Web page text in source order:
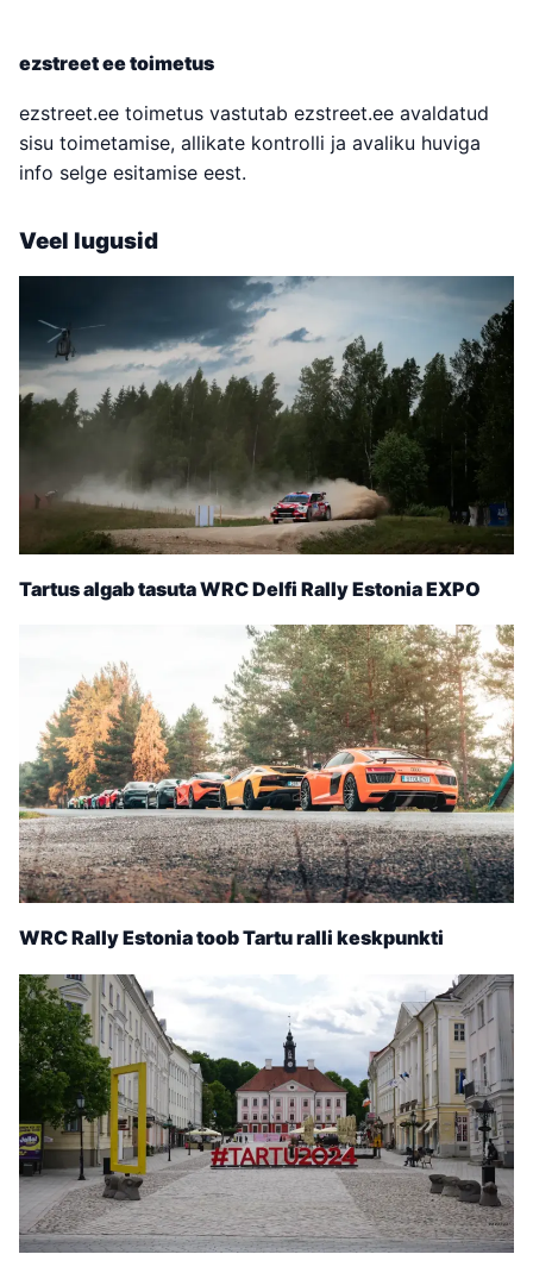
ezstreet ee toimetus
ezstreet.ee toimetus vastutab ezstreet.ee avaldatud
sisu toimetamise, allikate kontrolli ja avaliku huviga
info selge esitamise eest.
Veel lugusid
Tartus algab tasuta WRC Delfi Rally Estonia EXPO
WRC Rally Estonia toob Tartu ralli keskpunkti